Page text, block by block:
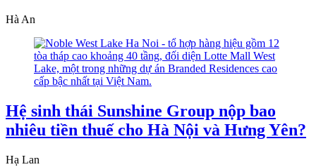
Hà An
Hệ sinh thái Sunshine Group nộp bao
nhiêu tiền thuế cho Hà Nội và Hưng Yên?
Hạ Lan